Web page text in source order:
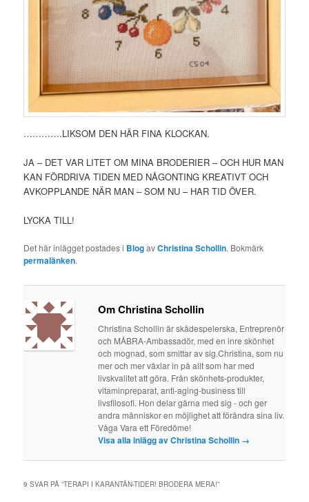
………….LIKSOM DEN HÄR FINA KLOCKAN.
JA – DET VAR LITET OM MINA BRODERIER – OCH HUR MAN
KAN FÖRDRIVA TIDEN MED NÅGONTING KREATIVT OCH
AVKOPPLANDE NÄR MAN – SOM NU – HAR TID ÖVER.
LYCKA TILL!
Det här inlägget postades i BlogavChristina Schollin. Bokmärk
permalänken.
Om Christina Schollin
Christina Schollin är skådespelerska, Entreprenör
och MÅBRA-Ambassadör, med en inre skönhet
och mognad, som smittar av sig.Christina, som nu
mer och mer växlar in på allt som har med
livskvalitet att göra. Från skönhets-produkter,
vitaminpreparat, anti-aging-business till
livsfilosofi. Hon delar gärna med sig - och ger
andra människor en möjlighet att förändra sina liv.
Våga Vara ett Föredöme!
Visa alla inlägg av Christina Schollin →
9 SVAR PÅ ”TERAPI I KARANTÄN-TIDER! BRODERA MERA!”